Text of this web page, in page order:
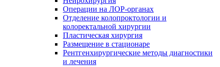
Операции на ЛОР-органах
Отделение колопроктологии и
колоректальной хирургии
Пластическая хирургия
Размещение в стационаре
Рентгенхирургические методы диагностики
и лечения